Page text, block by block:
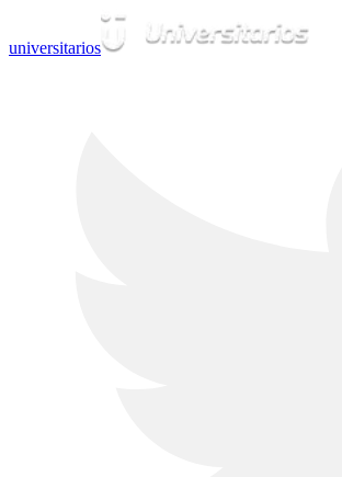
universitarios